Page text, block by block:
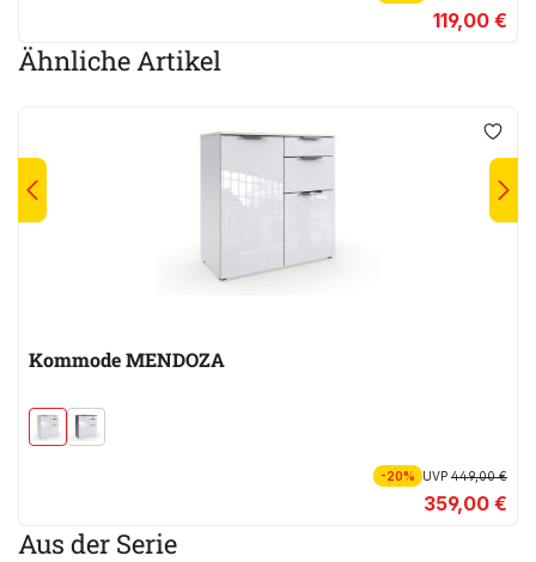
119,00 €
Ähnliche Artikel
Kommode MENDOZA
-20% UVP449,00 €
359,00 €
Aus der Serie